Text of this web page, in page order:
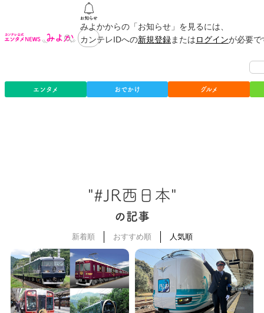
みよかからの「お知らせ」を見るには、
カンテレIDへの新規登録またはログインが必要
エンタメ おでかけ グルメ
"#JR西日本"
の記事
新着順 おすすめ順 人気順